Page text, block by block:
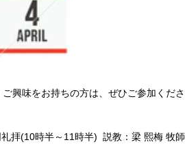
ご興味をお持ちの方は、ぜひご参加く
拝(10時半～11時半) 説教：梁 熙梅 牧師